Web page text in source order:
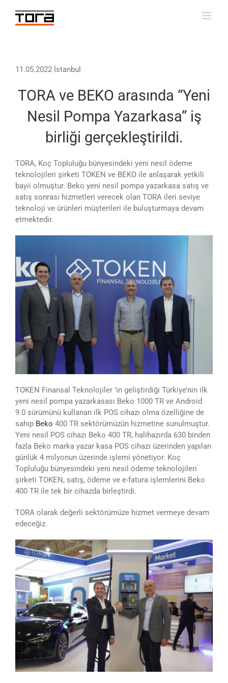
content
11.05.2022 İstanbul
TORA ve BEKO arasında “Yeni
Nesil Pompa Yazarkasa” iş
birliği gerçekleştirildi.
TORA, Koç Topluluğu bünyesindeki yeni nesil ödeme
teknolojileri şirketi TOKEN ve BEKO ile anlaşarak yetkili
bayii olmuştur. Beko yeni nesil pompa yazarkasa satış ve
satış sonrası hizmetleri verecek olan TORA ileri seviye
teknoloji ve ürünleri müşterileri ile buluşturmaya devam
etmektedir.
TOKEN Finansal Teknolojiler ’in geliştirdiği Türkiye’nin ilk
yeni nesil pompa yazarkasası Beko 1000 TR ve Android
9.0 sürümünü kullanan ilk POS cihazı olma özelliğine de
sahip Beko 400 TR sektörümüzün hizmetine sunulmuştur.
Yeni nesil POS cihazı Beko 400 TR, halihazırda 630 binden
fazla Beko marka yazar kasa POS cihazı üzerinden yapılan
günlük 4 milyonun üzerinde işlemi yönetiyor. Koç
Topluluğu bünyesindeki yeni nesil ödeme teknolojileri
şirketi TOKEN, satış, ödeme ve e-fatura işlemlerini Beko
400 TR ile tek bir cihazda birleştirdi.
TORA olarak değerli sektörümüze hizmet vermeye devam
edeceğiz.